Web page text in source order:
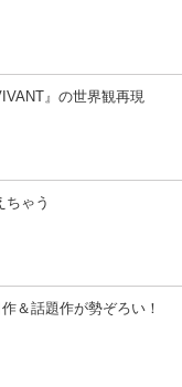
』の世界観再現
ちゃう
＆話題作が勢ぞろい！